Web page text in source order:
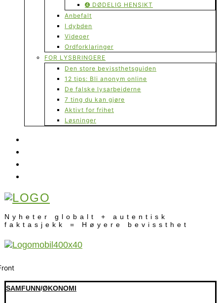
➍ DØDELIG HENSIKT
Anbefalt
I dybden
Videoer
Ordforklaringer
FOR LYSBRINGERE
Den store bevissthetsguiden
12 tips: Bli anonym online
De falske lysarbeiderne
7 ting du kan gjøre
Aktivt for frihet
Løsninger
Nyheter globalt + autentisk
faktasjekk = Høyere bevissthet
SAMFUNN/ØKONOMI